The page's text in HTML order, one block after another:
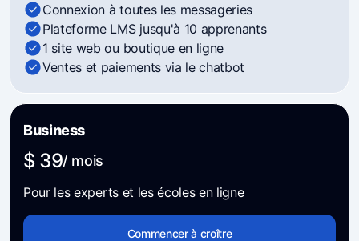
Connexion à toutes les messageries
Plateforme LMS jusqu'à 10 apprenants
1 site web ou boutique en ligne
Ventes et paiements via le chatbot
Business
$ 39/ mois
Pour les experts et les écoles en ligne
Commencer à croître